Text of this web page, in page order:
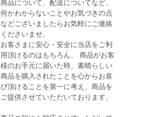
商品について、配送についてなど、
何かわからないことやお気づきの点
などございましたらお気軽にご連絡
くださいませ。
お客さまに安心・安全に当店をご利
用頂けるのはもちろん、 商品がお客
様のお手元に届いた時、素晴らしい
商品を購入されたことを心からお喜
び頂けることを第一に考え、商品を
ご提供させていただいております。